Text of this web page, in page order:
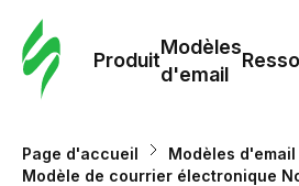
Produit
Modèles
d'email
Page d'accueil
Modèles d'email
Modèle de courrier électronique